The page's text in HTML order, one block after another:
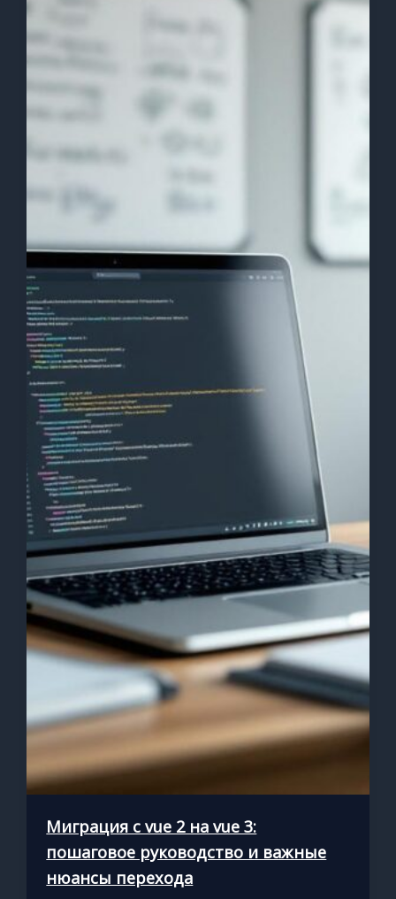
Миграция с vue 2 на vue 3:
пошаговое руководство и важные
нюансы перехода